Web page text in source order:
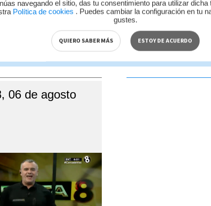
de esta página, mismo que es propiedad de TELEDIARIO;
VIDEOS
06 de agosto
navegando el sitio, das tu consentimiento para utilizar dicha
Política de cookies . Puedes cambiar la configuración en tu
gustes.
QUIERO SABER MÁS ESTOY DE ACUERDO